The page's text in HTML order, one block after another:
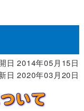
日 2014年05月15日
日 2020年03月20日